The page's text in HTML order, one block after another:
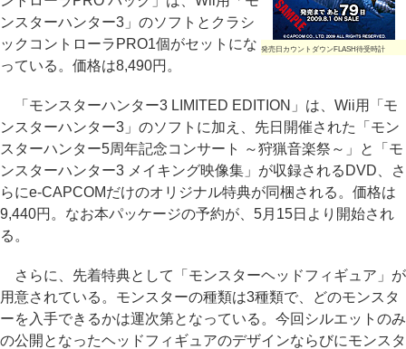
発売日カウントダウンFLASH待受時計
ンスターハンター3」のソフトとクラシ
ックコントローラPRO1個がセットにな
っている。価格は8,490円。
「モンスターハンター3 LIMITED EDITION」は、Wii用「モ
ンスターハンター3」のソフトに加え、先日開催された「モン
スターハンター5周年記念コンサート ～狩猟音楽祭～」と「モ
ンスターハンター3 メイキング映像集」が収録されるDVD、さ
らにe-CAPCOMだけのオリジナル特典が同梱される。価格は
9,440円。なお本パッケージの予約が、5月15日より開始され
る。
さらに、先着特典として「モンスターヘッドフィギュア」が
用意されている。モンスターの種類は3種類で、どのモンスタ
ーを入手できるかは運次第となっている。今回シルエットのみ
の公開となったヘッドフィギュアのデザインならびにモンスタ